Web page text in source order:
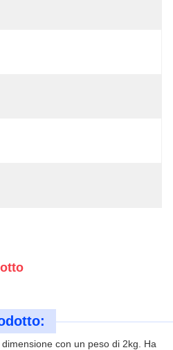
con un peso di 2kg. Ha